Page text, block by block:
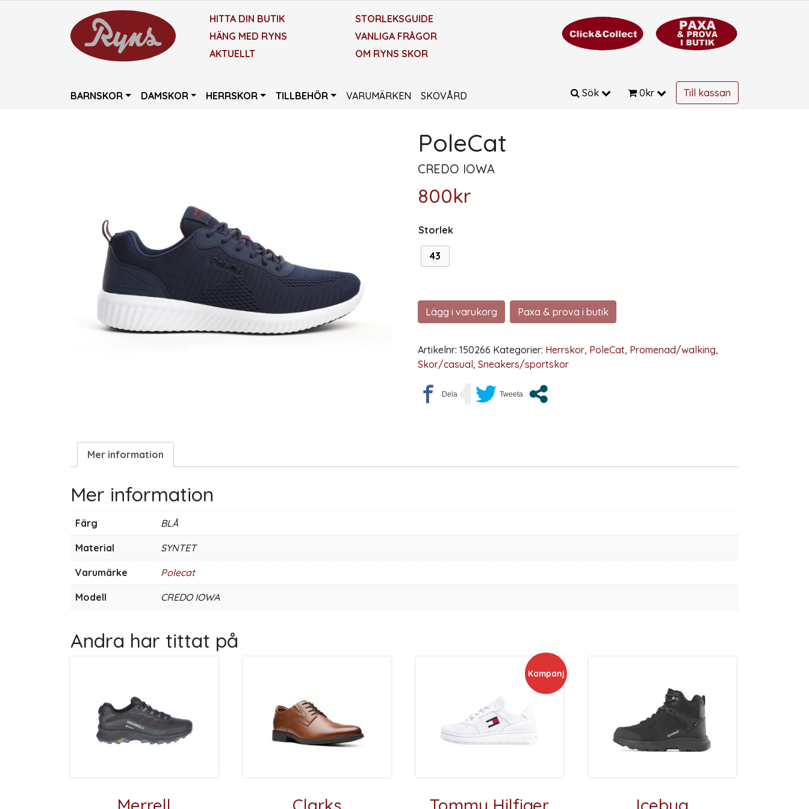
HITTA DIN BUTIK
HÄNG MED RYNS
AKTUELLT
STORLEKSGUIDE
VANLIGA FRÅGOR
OM RYNS SKOR
BARNSKOR DAMSKOR HERRSKOR TILLBEHÖR VARUMÄRKEN SKOVÅRD Sök 0kr Till kassan
PoleCat
CREDO IOWA
800kr
Storlek
43
Lägg i varukorg Paxa & prova i butik
Artikelnr:150266 Kategorier: Herrskor, PoleCat, Promenad/walking,
Skor/casual,Sneakers/sportskor
Mer information
Mer information
Färg BLÅ
Material SYNTET
Varumärke Polecat
Modell CREDO IOWA
Andra har tittat på
Kampanj